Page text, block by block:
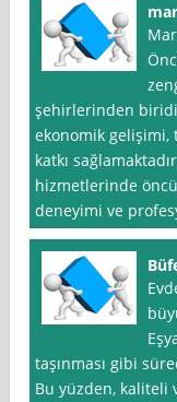
şehirlerinden
ekonomik gelişimi,
katkı
hizmetlerinde
deneyimi ve
taşınması gibi
Bu yüzden, kaliteli